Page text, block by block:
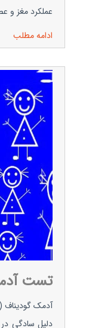
عملکرد مغز و
ادامه مطلب
تست
دلیل سادگی